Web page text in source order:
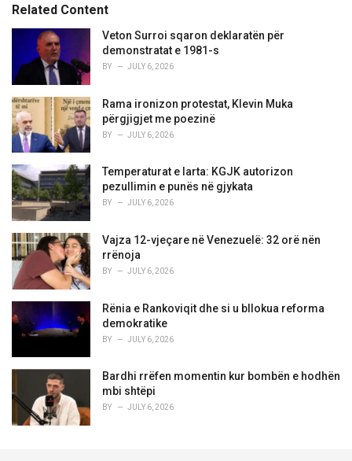
i
e
Related Content
Veton Surroi sqaron deklaratën për
demonstratat e 1981-s
BY JULY 6, 2026
Rama ironizon protestat, Klevin Muka
përgjigjet me poezinë
BY JULY 6, 2026
Temperaturat e larta: KGJK autorizon
pezullimin e punës në gjykata
BY JULY 6, 2026
Vajza 12-vjeçare në Venezuelë: 32 orë nën
rrënoja
BY JULY 6, 2026
Rënia e Rankoviqit dhe si u bllokua reforma
demokratike
BY JULY 6, 2026
Bardhi rrëfen momentin kur bombën e hodhën
mbi shtëpi
BY JULY 6, 2026